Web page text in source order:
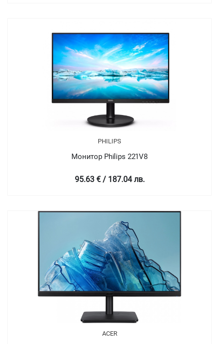
PHILIPS
Монитор Philips 221V8
95.63 € / 187.04 лв.
ACER